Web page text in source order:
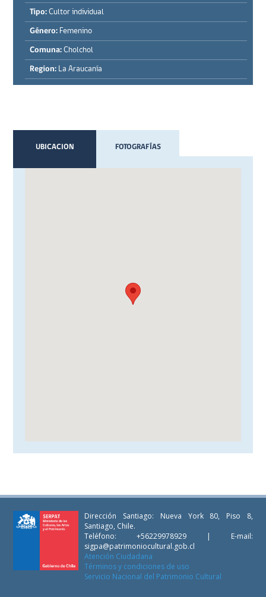
Tipo: Cultor individual
Género: Femenino
Comuna: Cholchol
Region: La Araucanía
UBICACION FOTOGRAFÍAS
Dirección Santiago: Nueva York 80, Piso 8,
Santiago, Chile.
Teléfono: +56229978929 | E-mail:
sigpa@patrimoniocultural.gob.cl
Atención Ciudadana
Términos y condiciones de uso
Servicio Nacional del Patrimonio Cultural